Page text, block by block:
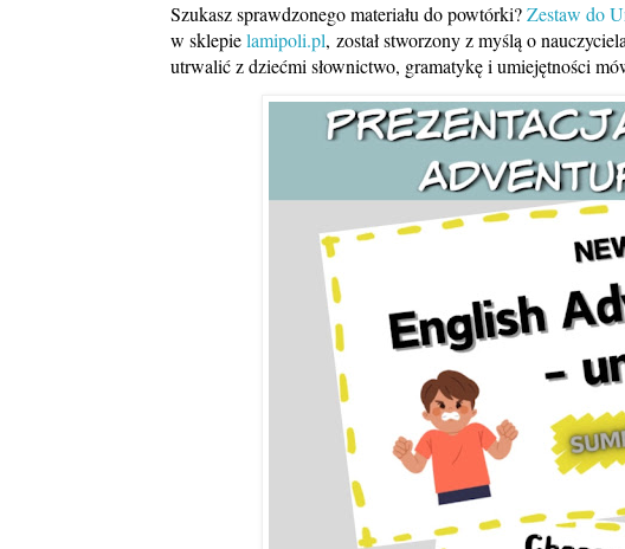
Szukasz sprawdzonego materiału do powtórki?Zestaw do
w sklepielamipoli.pl, został stworzony z myślą o
utrwalić z dziećmi słownictwo, gramatykę i umiejętności